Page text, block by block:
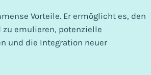
Vorteile. Er ermöglicht es, den
emulieren, potenzielle
und die Integration neuer